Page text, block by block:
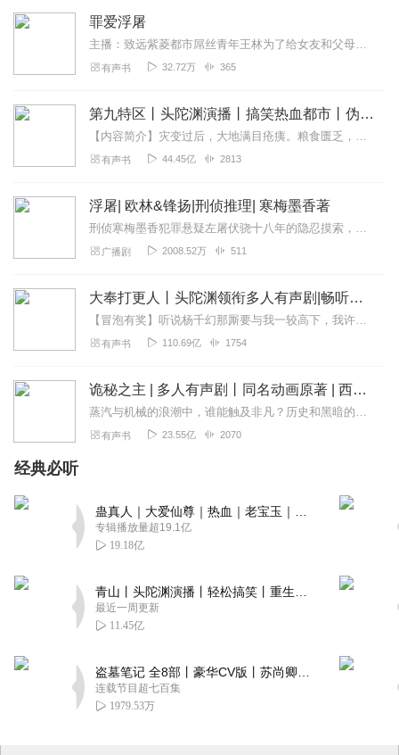
罪爱浮屠
主播：致远紫菱都市屌丝青年王林为了给女友和父母更好的生活，他独自一人在城市里打拼着，当面对漂亮女友的背叛，诸多的逆境，他会做出怎样的选择？在这个人性浮躁争名...
有声书 32.72万 365
第九特区丨头陀渊演播丨搞笑热血都市丨伪戒丨VIP免费多人有声剧
【内容简介】灾变过后，大地满目疮痍。粮食匮乏，资源紧俏，局势混乱……一位从待规划区杀出来的青年，背对着漫天黄沙，孤身来到九区谋生，却不曾想偶然结识三五好友，一念...
有声书 44.45亿 2813
浮屠| 欧林&锋扬|刑侦推理| 寒梅墨香著
刑侦寒梅墨香犯罪悬疑左屠伏骁十八年的隐忍摸索，十八年的痛不欲生，经历了生离死别、遗弃和折磨，一切困苦都没能阻止左屠寻找真相和复仇的决心。可是当遇...
广播剧 2008.52万 511
大奉打更人丨头陀渊领衔多人有声剧|畅听全集|王鹤棣、田曦薇主演影视剧原著|卖报小郎君
【冒泡有奖】听说杨千幻那厮要与我一较高下，我许七安要开始装叉了！快进入声音播放页戳下方输入框，冒个泡偷偷告诉我，我要用哪些诗词才能胜过他？说得好的，有赏！202...
有声书 110.69亿 1754
诡秘之主 | 多人有声剧丨同名动画原著 | 西幻克苏鲁 | 乌贼作品
蒸汽与机械的浪潮中，谁能触及非凡？历史和黑暗的迷雾里，又是谁在耳语？我从诡秘中醒来，睁眼看见这个世界：枪械，大炮，巨舰，飞空艇，差分机；魔药，占卜，诅咒，倒吊人...
有声书 23.55亿 2070
经典必听
专辑播放量超19.1亿
19.18亿
最近一周更新
11.45亿
连载节目超七百集
1979.53万